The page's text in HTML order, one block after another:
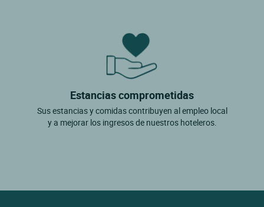
Estancias comprometidas
Sus estancias y comidas contribuyen al empleo local
y a mejorar los ingresos de nuestros hoteleros.